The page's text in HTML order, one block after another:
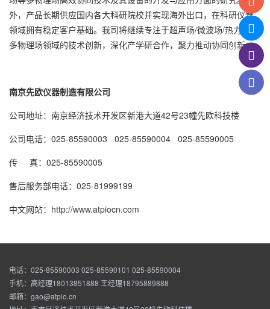
外，产品长期供应国内各大科研院校并实现海外出口，在科研仪器
领域拥有稳定客户基础。我司将继续专注于超声场/微波场/热力场等
多物理场领域的技术创新，深化产学研合作，聚力推动协同创新。
南京先欧仪器制造有限公司
公司地址：南京经济技术开发区新港大道42号23幢先欧科技楼
公司电话：025-85590003 025-85590004 025-85590005
传 真：025-85590005
售后服务部电话：025-81999199
中文网站：http://www.atpiocn.com
电话：025-85590003 025-85590101 025-85590004
手机：高经理18013851888 王经理18795889888
邮箱：gao@atpio.cn